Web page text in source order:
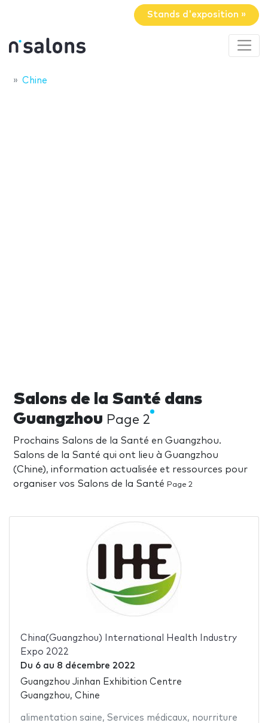
Stands d'exposition »
Chine
Salons de la Santé dans
Guangzhou Page 2
Prochains Salons de la Santé en Guangzhou.
Salons de la Santé qui ont lieu à Guangzhou
(Chine), information actualisée et ressources pour
organiser vos Salons de la Santé Page 2
China(Guangzhou) International Health Industry
Expo 2022
Du 6au 8 décembre 2022
Guangzhou Jinhan Exhibition Centre
Guangzhou, Chine
alimentation saine, Services médicaux, nourriture